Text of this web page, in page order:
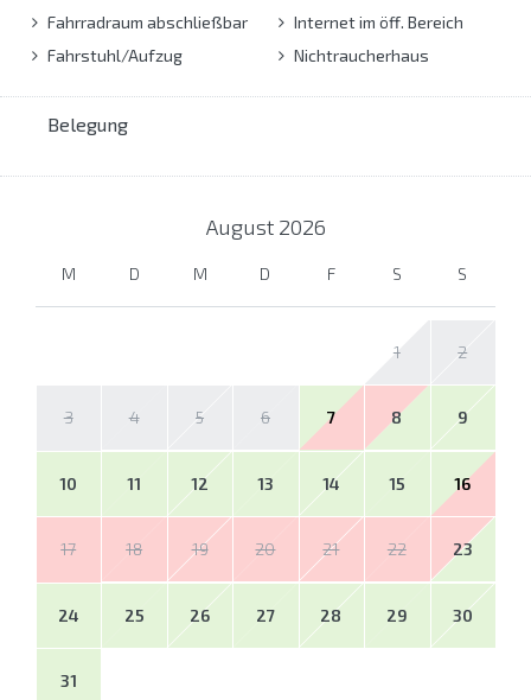
Fahrradraum abschließbar
Fahrstuhl/Aufzug
Internet im öff. Bereich
Nichtraucherhaus
Belegung
August 2026
M D M D F S S
1 2
3 4 5 6 7 8 9
10 11 12 13 14 15 16
17 18 19 20 21 22 23
24 25 26 27 28 29 30
31